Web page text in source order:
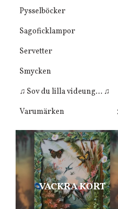
Pysselböcker
Sagoficklampor
Servetter
Smycken
♫ Sov du lilla videung... ♫
Varumärken
VACKRA KORT